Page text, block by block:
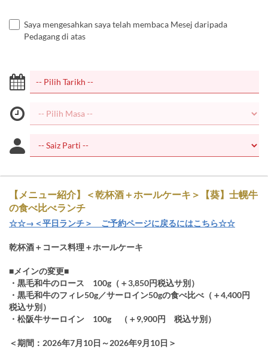
Saya mengesahkan saya telah membaca Mesej daripada
Pedagang di atas
【メニュー紹介】＜乾杯酒＋ホールケーキ＞【葵】士幌牛
の食べ比べランチ
☆☆→＜平日ランチ＞ ご予約ページに戻るにはこちら☆☆
乾杯酒＋コース料理＋ホールケーキ
■メインの変更■
・黒毛和牛のロース 100g（＋3,850円税込サ別）
・黒毛和牛のフィレ50g／サーロイン50gの食べ比べ（＋4,400円
税込サ別）
・松阪牛サーロイン 100g （＋9,900円 税込サ別）
＜期間：2026年7月10日～2026年9月10日＞